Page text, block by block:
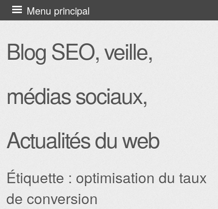
Blog SEO, veille,
médias sociaux,
Actualités du web
Menu principal
Aller
au
principal
Étiquette : optimisation du taux
de conversion